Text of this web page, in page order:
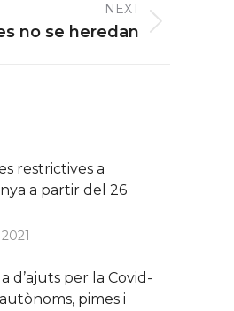
NEXT
no se heredan
restrictives a
a partir del 26
d’ajuts per la Covid-
pimes i